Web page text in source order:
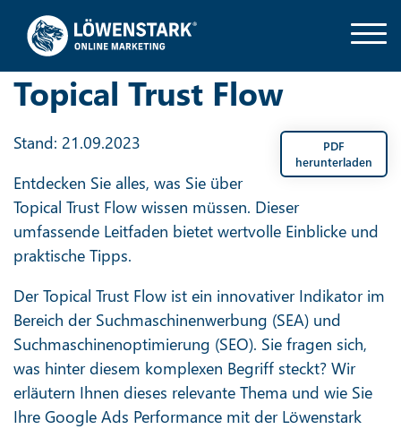
Topical Trust Flow
PDF
herunterladen
Stand: 21.09.2023
Entdecken Sie alles, was Sie über
Topical Trust Flow wissen müssen. Dieser
umfassende Leitfaden bietet wertvolle Einblicke und
praktische Tipps.
Der Topical Trust Flow ist ein innovativer Indikator im
Bereich der Suchmaschinenwerbung (SEA) und
Suchmaschinenoptimierung (SEO). Sie fragen sich,
was hinter diesem komplexen Begriff steckt? Wir
erläutern Ihnen dieses relevante Thema und wie Sie
Ihre Google Ads Performance mit der Löwenstark